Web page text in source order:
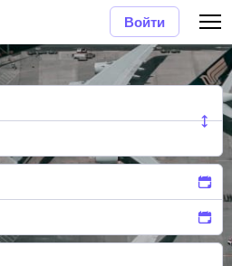
Войти